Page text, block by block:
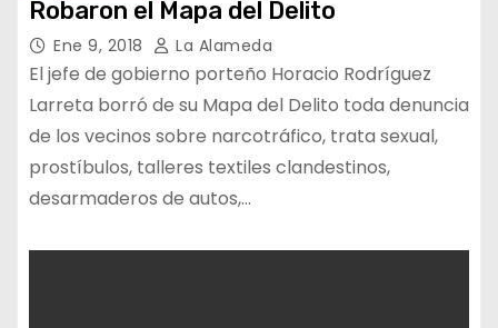
Robaron el Mapa del Delito
Ene 9, 2018 La Alameda
El jefe de gobierno porteño Horacio Rodríguez
Larreta borró de su Mapa del Delito toda denuncia
de los vecinos sobre narcotráfico, trata sexual,
prostíbulos, talleres textiles clandestinos,
desarmaderos de autos,…